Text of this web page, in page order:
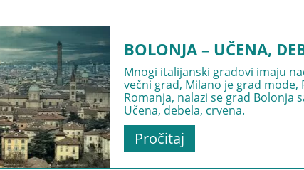
BOLONJA – UČENA,
Mnogi italijanski gradovi imaju
večni grad, Milano je grad
Romanja, nalazi se grad Bolonja
Učena, debela, crvena.
Pročitaj